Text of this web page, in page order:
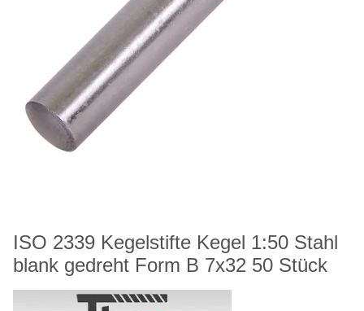
ISO 2339 Kegelstifte Kegel 1:50 Stahl
blank gedreht Form B 7x32 50 Stück